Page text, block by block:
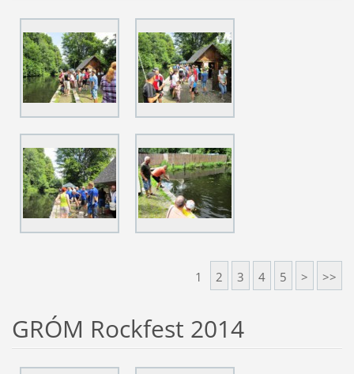
1 2 3 4 5 > >>
GRÓM Rockfest 2014